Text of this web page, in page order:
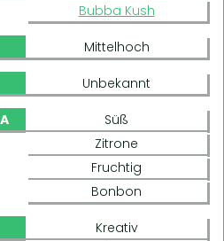
Bubba Kush
Mittelhoch
Unbekannt
Süß
Zitrone
Fruchtig
Bonbon
Kreativ